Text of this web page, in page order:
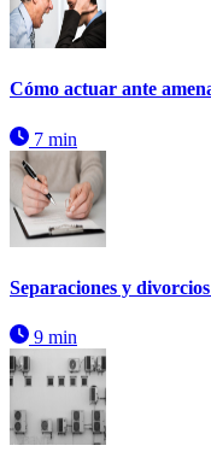
Cómo actuar ante
7 min
Separaciones y
9 min